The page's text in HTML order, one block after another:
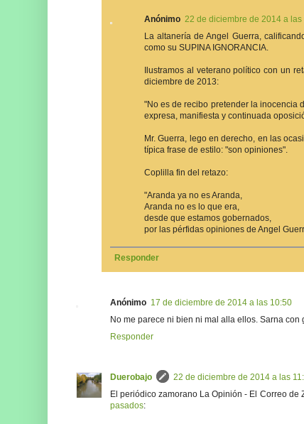
Anónimo 22 de diciembre de 2014 a las
La altanería de Angel Guerra,
como su SUPINA IGNORANCIA.
Ilustramos al veterano político con un
diciembre de 2013:
"No es de recibo pretender la inocencia
expresa, manifiesta y continuada
Mr. Guerra, lego en derecho, en las
típica frase de estilo: "son opiniones".
Coplilla fin del retazo:
"Aranda ya no es Aranda,
Aranda no es lo que era,
desde que estamos gobernados,
por las pérfidas opiniones de Angel
Responder
Anónimo 17 de diciembre de 2014 a las 10:50
No me parece ni bien ni mal alla ellos. Sarna con
Responder
Duerobajo
22 de diciembre de 2014 a las
El periódico zamorano La Opinión - El Correo
pasados: